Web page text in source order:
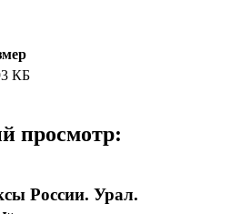
КБ
просмотр:
России. Урал.